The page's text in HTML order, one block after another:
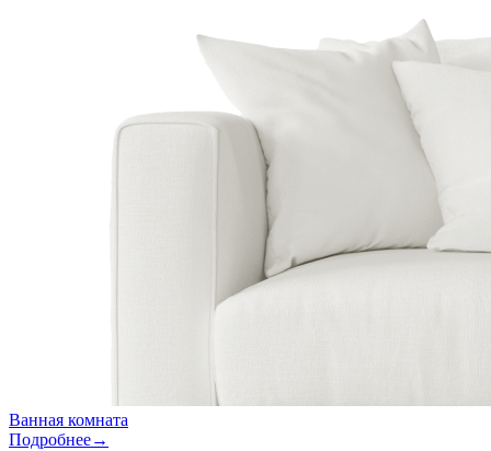
Ванная комната
Подробнее→